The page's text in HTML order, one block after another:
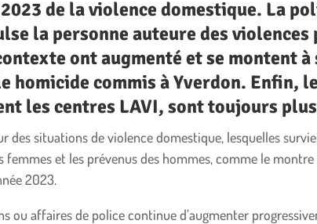
de la violence domestique. La
la personne auteure des violences
ont augmenté et se montent à
commis à Yverdon. Enfin,
les centres LAVI, sont toujours
des situations de violence domestique, lesquelles
et les prévenus des hommes, comme le
2023.
ou affaires de police continue d’augmenter